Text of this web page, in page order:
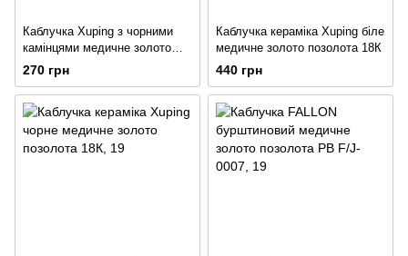
Каблучка Xuping з чорними
камінцями медичне золото
позолота 18К
270 грн
Каблучка кераміка Xuping біле
медичне золото позолота 18К
440 грн